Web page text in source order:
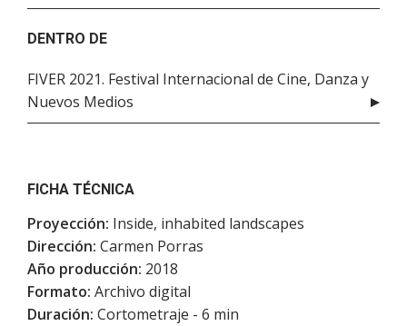
DENTRO DE
FIVER 2021. Festival Internacional de Cine, Danza y
Nuevos Medios
FICHA TÉCNICA
Proyección: Inside, inhabited landscapes
Dirección: Carmen Porras
Año producción: 2018
Formato: Archivo digital
Duración: Cortometraje - 6 min